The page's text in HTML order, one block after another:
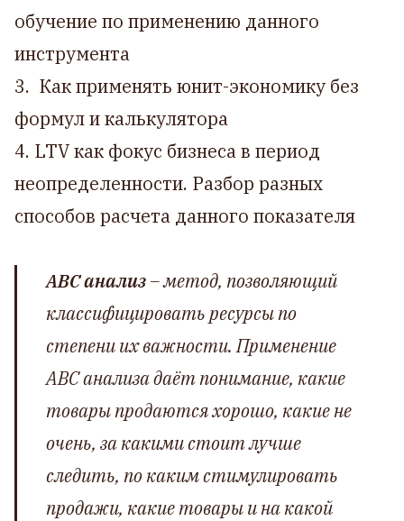
обучение по применению данного
инструмента
3. Как применять юнит-экономику без
формул и калькулятора
4. LTV как фокус бизнеса в период
неопределенности. Разбор разных
способов расчета данного показателя
ABC анализ– метод, позволяющий
классифицировать ресурсы по
степени их важности. Применение
ABC анализа даёт понимание, какие
товары продаются хорошо, какие не
очень, за какими стоит лучше
следить, по каким стимулировать
продажи, какие товары и на какой